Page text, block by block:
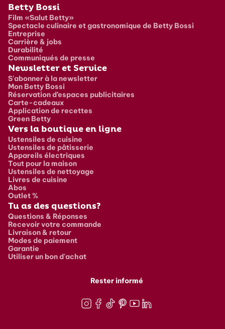
Pied de page
Betty Bossi
Film «Salut Betty»
Spectacle culinaire et gastronomique de Betty Bossi
Entreprise
Carrière & jobs
Durabilité
Communiqués de presse
Newsletter et Service
S'abonner à la newsletter
Mon Betty Bossi
Réservation d’espaces publicitaires
Carte-cadeaux
Application de recettes
Green Betty
Vers la boutique en ligne
Ustensiles de cuisine
Ustensiles de pâtisserie
Appareils électriques
Tout pour la maison
Ustensiles de nettoyage
Livres de cuisine
Abos
Outlet %
Tu as des questions?
Questions & Réponses
Recevoir votre commande
Livraison & retour
Modes de paiement
Garantie
Utiliser un bon d'achat
Rester informé